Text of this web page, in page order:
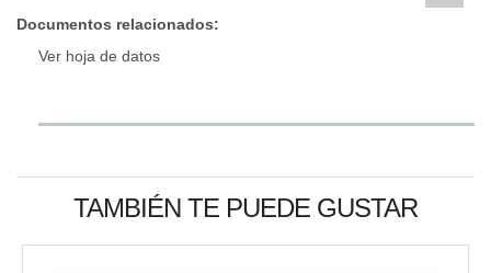
Documentos relacionados:
Ver hoja de datos
TAMBIÉN TE PUEDE GUSTAR